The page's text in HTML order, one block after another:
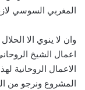
المغربي السوسي
وان لا ينوي الا
اعمال الشيخ
الاعمال الروحانية
المشروع ونرجو من